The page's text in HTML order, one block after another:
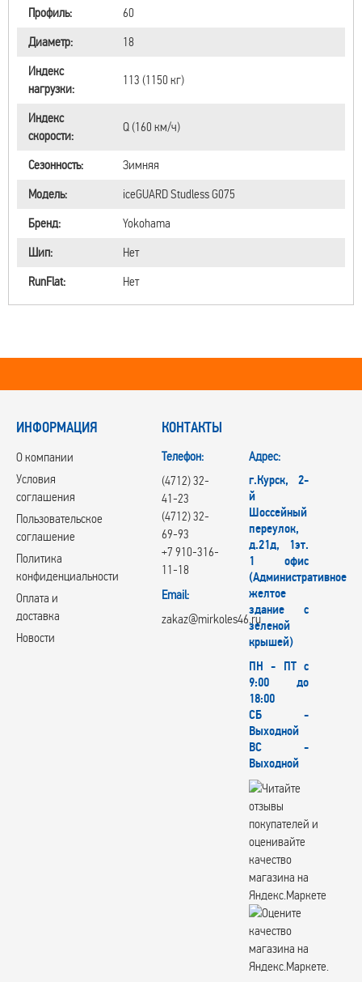
Профиль:
60
Диаметр:
18
Индекс
нагрузки:
113 (1150 кг)
Индекс
скорости:
Q (160 км/ч)
Сезонность:
Зимняя
Модель:
iceGUARD Studless G075
Бренд:
Yokohama
Шип:
Нет
RunFlat:
Нет
ИНФОРМАЦИЯ
О компании
Условия
соглашения
Пользовательское
соглашение
Политика
конфиденциальности
Оплата и
доставка
Новости
КОНТАКТЫ
Телефон:
(4712) 32-
41-23
(4712) 32-
69-93
+7 910-316-
11-18
Email:
zakaz@mirkoles46.ru
Адрес:
г.Курск, 2-
й
Шоссейный
переулок,
д.21д, 1эт.
1 офис
(Административное
желтое
здание с
зеленой
крышей)
ПН - ПТ с
9:00 до
18:00
СБ -
Выходной
ВС -
Выходной